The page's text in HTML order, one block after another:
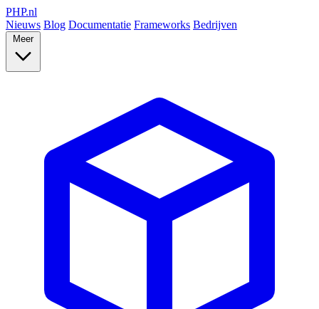
PHP.nl
Nieuws Blog Documentatie Frameworks Bedrijven
Meer